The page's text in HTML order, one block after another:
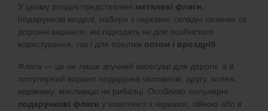
У цьому розділі представлені металеві фляги,
подарункові моделі, набори з чарками, складні склянки та
дорожні варіанти, які підходять як для особистого
користування, так і для покупки оптом і вроздріб.
Фляга — це не лише зручний аксесуар для дороги, а й
популярний варіант подарунка чоловікові, другу, колезі,
керівнику, мисливцю чи рибалці. Особливо популярні
подарункові фляги у комплекті з чарками, лійкою або в